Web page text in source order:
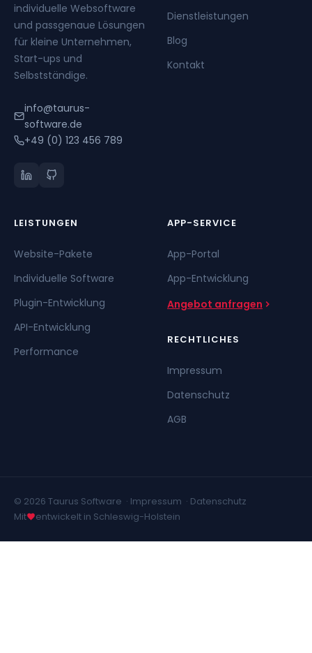
individuelle Websoftware
und passgenaue Lösungen
für kleine Unternehmen,
Start-ups und
Selbstständige.
info@taurus-
software.de
+49 (0) 123 456 789
Dienstleistungen
Blog
Kontakt
LEISTUNGEN
Website-Pakete
Individuelle Software
Plugin-Entwicklung
API-Entwicklung
Performance
APP-SERVICE
App-Portal
App-Entwicklung
Angebot anfragen
RECHTLICHES
Impressum
Datenschutz
AGB
© 2026 Taurus Software · Impressum · Datenschutz
Mit
entwickelt in Schleswig-Holstein